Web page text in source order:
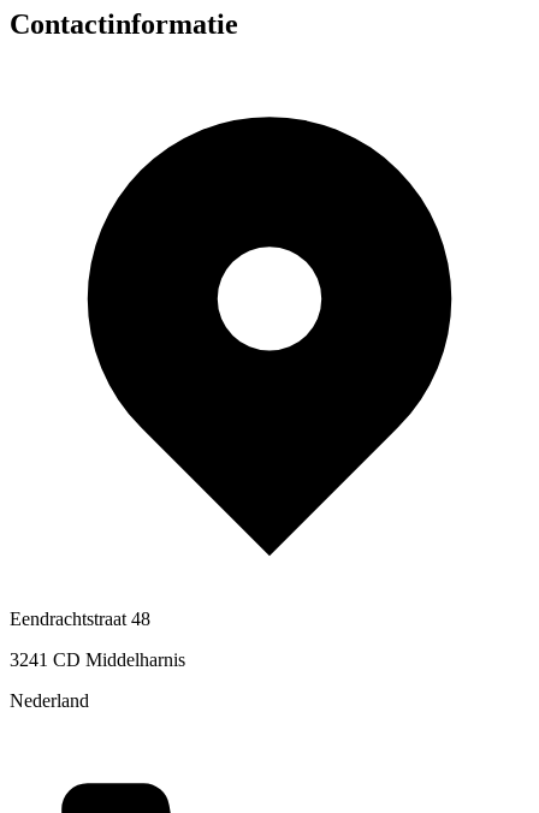
Contactinformatie
Eendrachtstraat 48
3241 CD Middelharnis
Nederland